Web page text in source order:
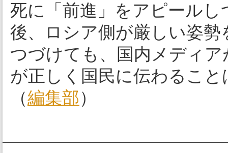
死に「前進」をアピール
後、ロシア側が厳しい姿
つづけても、国内メディ
が正しく国民に伝わるこ
（編集部）